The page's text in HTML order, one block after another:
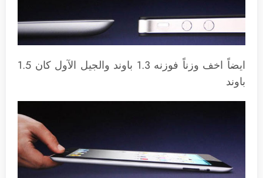
ايضاً اخف وزناً فوزنه 1.3 باوند والجيل الآول كان 1.5
باوند